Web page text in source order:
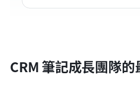
CRM 筆記成長團隊